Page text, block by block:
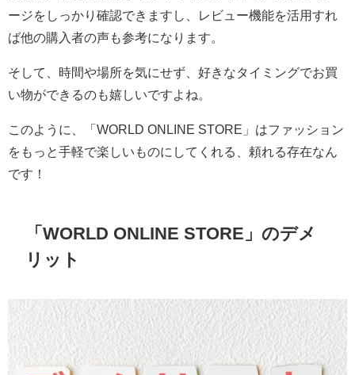
ージをしっかり確認できますし、レビュー機能を活用すれ
ば他の購入者の声も参考になります。
そして、時間や場所を気にせず、好きなタイミングでお買
い物ができるのも嬉しいですよね。
このように、「WORLD ONLINE STORE」はファッション
をもっと手軽で楽しいものにしてくれる、頼れる存在なん
です！
「WORLD ONLINE STORE」のデメ
リット